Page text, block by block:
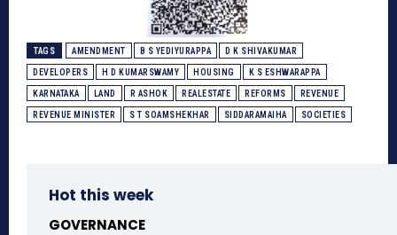
TAGS AMENDMENT B S YEDIYURAPPA D K SHIVAKUMAR
DEVELOPERS H D KUMARSWAMY HOUSING K S ESHWARAPPA
KARNATAKA LAND R ASHOK REALESTATE REFORMS REVENUE
REVENUE MINISTER S T SOAMSHEKHAR SIDDARAMAIHA SOCIETIES
Hot this week
GOVERNANCE